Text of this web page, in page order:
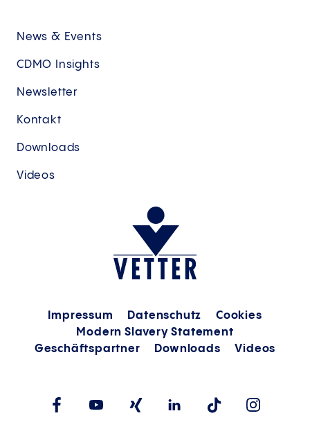
News & Events
CDMO Insights
Newsletter
Kontakt
Downloads
Videos
Impressum Datenschutz
Cookies
Modern Slavery Statement
Geschäftspartner
Downloads Videos